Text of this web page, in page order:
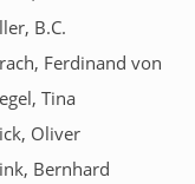
B.C.
Ferdinand von
Tina
Oliver
Bernhard